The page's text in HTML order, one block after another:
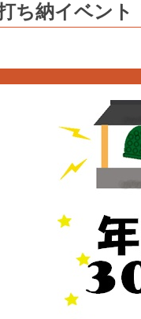
ち納イベント